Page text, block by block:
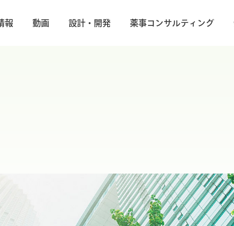
報 動画 設計・開発 薬事コンサルティング